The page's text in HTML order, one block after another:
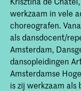
werkzaam in vele
choreografen.
als dansdocent/
Amsterdam,
dansopleidingen
Amsterdamse
is zij werkzaam